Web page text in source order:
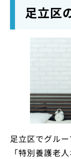
足立区
足立区でグル
「特別養護老